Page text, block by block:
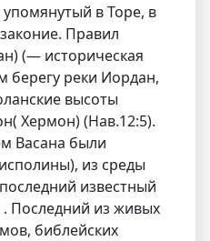
в Торе, в
Правил
(— историческая
берегу реки Иордан,
высоты
Хермон) (Нав.12:5).
Васана были
из среды
известный
. Последний из живых
библейских